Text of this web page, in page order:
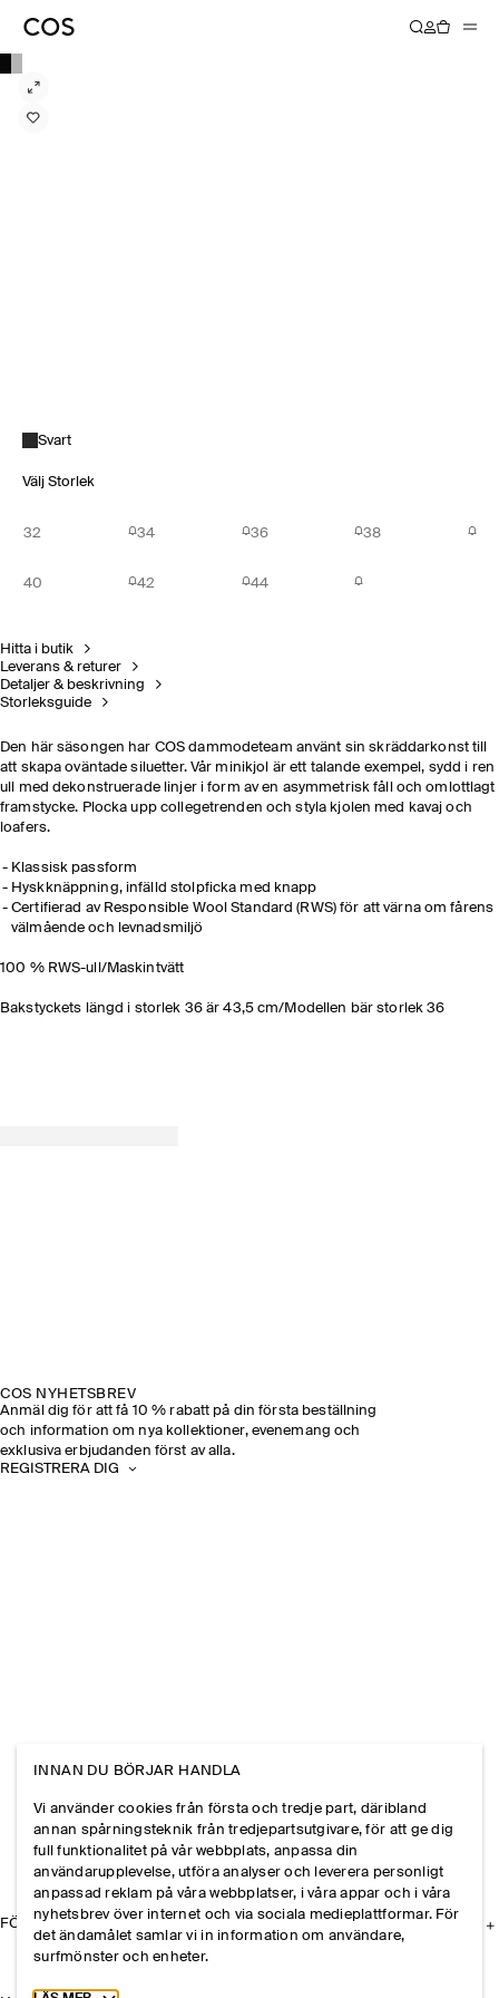
Svart
Välj Storlek
32 34 36 38
40 42 44
Hitta i butik
Leverans & returer
Detaljer & beskrivning
Storleksguide
Den här säsongen har COS dammodeteam använt sin skräddarkonst till
att skapa oväntade siluetter. Vår minikjol är ett talande exempel, sydd i ren
ull med dekonstruerade linjer i form av en asymmetrisk fåll och omlottlagt
framstycke. Plocka upp collegetrenden och styla kjolen med kavaj och
loafers.
Klassisk passform
Hyskknäppning, infälld stolpficka med knapp
Certifierad av Responsible Wool Standard (RWS) för att värna om fårens
välmående och levnadsmiljö
100 % RWS-ull/Maskintvätt
Bakstyckets längd i storlek 36 är 43,5 cm/Modellen bär storlek 36
COS NYHETSBREV
Anmäl dig för att få 10 % rabatt på din första beställning
och information om nya kollektioner, evenemang och
exklusiva erbjudanden först av alla.
REGISTRERA DIG
FÖRETAGET
INNAN DU BÖRJAR HANDLA
Vi använder cookies från första och tredje part, däribland
annan spårningsteknik från tredjepartsutgivare, för att ge dig
full funktionalitet på vår webbplats, anpassa din
användarupplevelse, utföra analyser och leverera personligt
anpassad reklam på våra webbplatser, i våra appar och i våra
nyhetsbrev över internet och via sociala medieplattformar. För
det ändamålet samlar vi in information om användare,
surfmönster och enheter.